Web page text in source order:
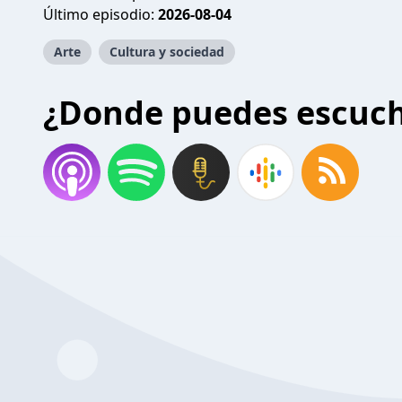
Último episodio: 2026-08-04
Arte Cultura y sociedad
¿Donde puedes